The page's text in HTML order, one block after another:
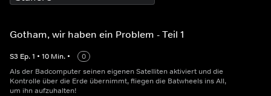
Gotham, wir haben ein Problem - Teil 1
S3 Ep.1 • 10 Min. •
0
Als der Badcomputer seinen eigenen Satelliten aktiviert und die
Kontrolle über die Erde übernimmt, fliegen die Batwheels ins All,
um ihn aufzuhalten!